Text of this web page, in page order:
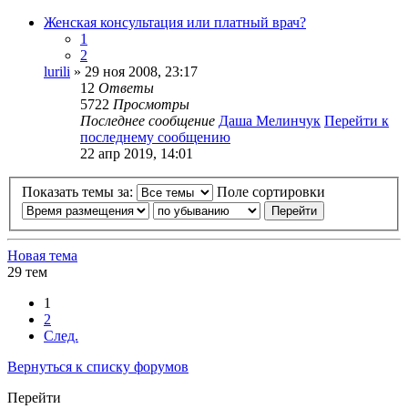
Женская консультация или платный врач?
1
2
lurili » 29 ноя 2008, 23:17
12 Ответы
5722 Просмотры
Последнее сообщение Даша Мелинчук Перейти к
последнему сообщению
22 апр 2019, 14:01
Показать темы за: Поле сортировки
Новая тема
29 тем
1
2
След.
Вернуться к списку форумов
Перейти